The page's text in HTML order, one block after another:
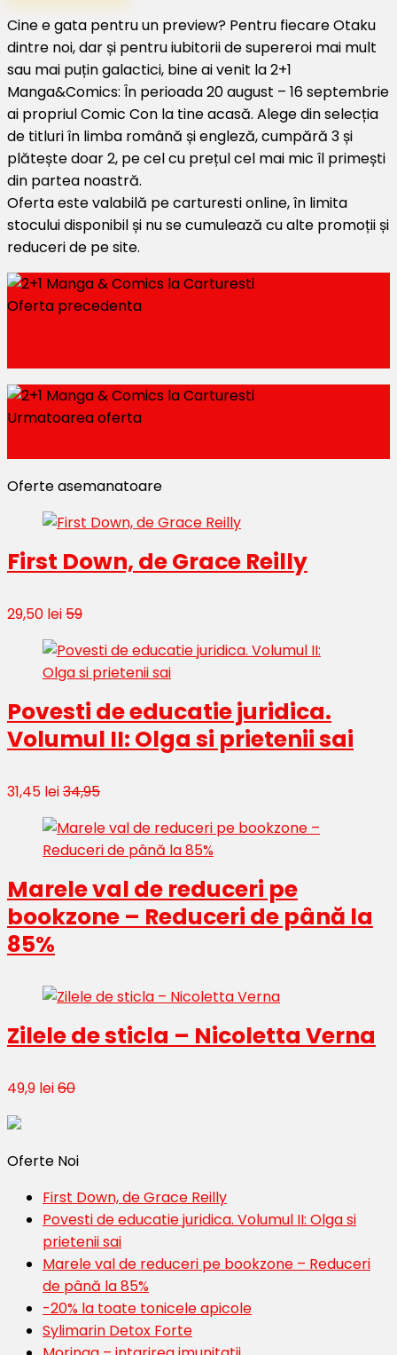
Cine e gata pentru un preview? Pentru fiecare Otaku
dintre noi, dar și pentru iubitorii de supereroi mai mult
sau mai puțin galactici, bine ai venit la 2+1
Manga&Comics: În perioada 20 august – 16 septembrie
ai propriul Comic Con la tine acasă. Alege din selecția
de titluri în limba română și engleză, cumpără 3 și
plătește doar 2, pe cel cu prețul cel mai mic îl primești
din partea noastră.
Oferta este valabilă pe carturesti online, în limita
stocului disponibil și nu se cumulează cu alte promoții și
reduceri de pe site.
Oferta precedenta
Urmatoarea oferta
Oferte asemanatoare
First Down, de Grace Reilly
29,50 lei59
Povesti de educatie juridica.
Volumul II: Olga si prietenii sai
31,45 lei34,95
Marele val de reduceri pe
bookzone – Reduceri de până la
85%
Zilele de sticla – Nicoletta Verna
49,9 lei60
Oferte Noi
First Down, de Grace Reilly
Povesti de educatie juridica. Volumul II: Olga si
prietenii sai
Marele val de reduceri pe bookzone – Reduceri
de până la 85%
-20% la toate tonicele apicole
Sylimarin Detox Forte